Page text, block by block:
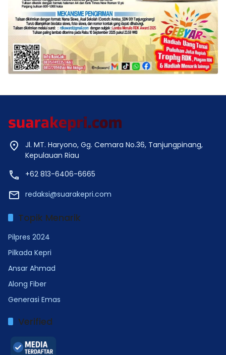
Jl. MT. Haryono, Gg. Cemara No.36, Tanjungpinang,
Kepulauan Riau
+62 813-6406-6665
redaksi@suarakepri.com
Topik Menarik
Pilpres 2024
Pilkada Kepri
Ansar Ahmad
Along Fiber
Generasi Emas
Verified